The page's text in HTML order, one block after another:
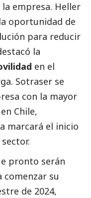
empresa. Heller
oportunidad de
para reducir
la
en el
Sotraser se
con la mayor
Chile,
marcará el inicio
pronto serán
comenzar su
de 2024,